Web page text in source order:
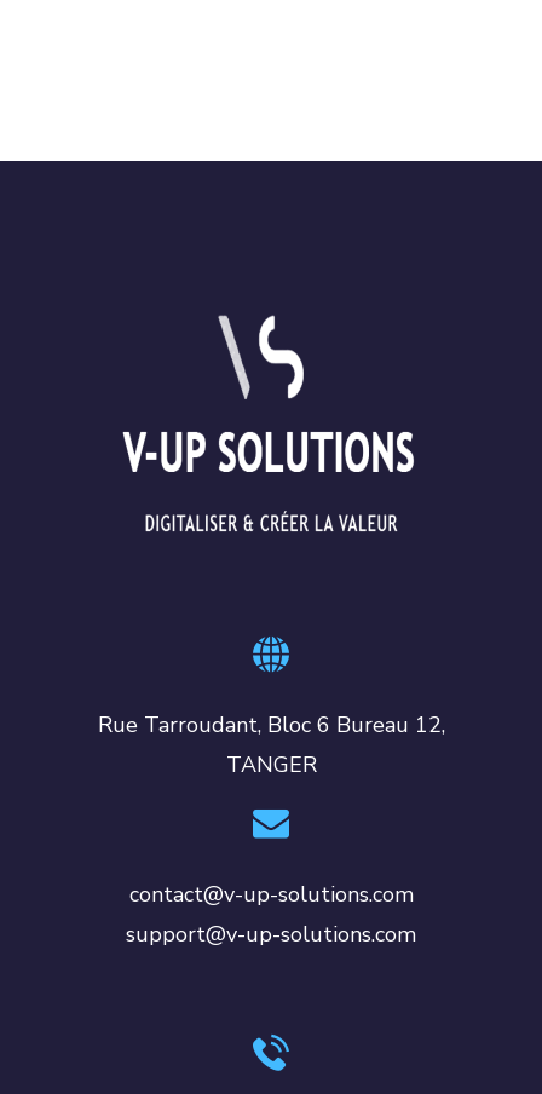
Rue Tarroudant, Bloc 6 Bureau 12,
TANGER
contact@v-up-solutions.com
support@v-up-solutions.com